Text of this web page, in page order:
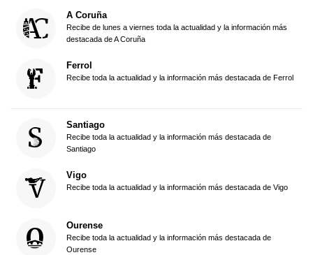
A Coruña
Recibe de lunes a viernes toda la actualidad y la información más
destacada de A Coruña
Ferrol
Recibe toda la actualidad y la información más destacada de Ferrol
Santiago
Recibe toda la actualidad y la información más destacada de
Santiago
Vigo
Recibe toda la actualidad y la información más destacada de Vigo
Ourense
Recibe toda la actualidad y la información más destacada de
Ourense